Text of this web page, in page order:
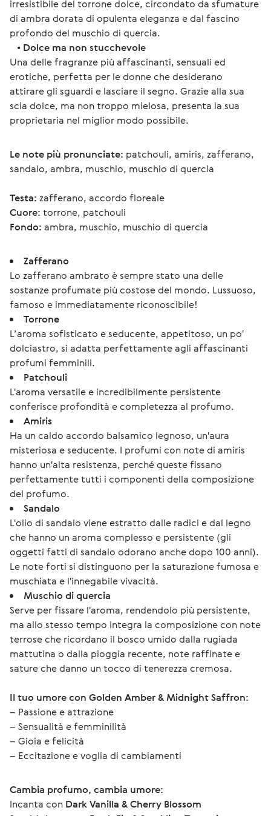
irresistibile del torrone dolce, circondato da sfumature
di ambra dorata di opulenta eleganza e dal fascino
profondo del muschio di quercia.
• Dolce ma non stucchevole
Una delle fragranze più affascinanti, sensuali ed
erotiche, perfetta per le donne che desiderano
attirare gli sguardi e lasciare il segno. Grazie alla sua
scia dolce, ma non troppo mielosa, presenta la sua
proprietaria nel miglior modo possibile.
Le note più pronunciate: patchouli, amiris, zafferano,
sandalo, ambra, muschio, muschio di quercia
Testa: zafferano, accordo floreale
Cuore: torrone, patchouli
Fondo: ambra, muschio, muschio di quercia
Zafferano
Lo zafferano ambrato è sempre stato una delle
sostanze profumate più costose del mondo. Lussuoso,
famoso e immediatamente riconoscibile!
Torrone
L’aroma sofisticato e seducente, appetitoso, un po'
dolciastro, si adatta perfettamente agli affascinanti
profumi femminili.
Patchouli
L'aroma versatile e incredibilmente persistente
conferisce profondità e completezza al profumo.
Amiris
Ha un caldo accordo balsamico legnoso, un'aura
misteriosa e seducente. I profumi con note di amiris
hanno un'alta resistenza, perché queste fissano
perfettamente tutti i componenti della composizione
del profumo.
Sandalo
L'olio di sandalo viene estratto dalle radici e dal legno
che hanno un aroma complesso e persistente (gli
oggetti fatti di sandalo odorano anche dopo 100 anni).
Le note forti si distinguono per la saturazione fumosa e
muschiata e l'innegabile vivacità.
Muschio di quercia
Serve per fissare l'aroma, rendendolo più persistente,
ma allo stesso tempo integra la composizione con note
terrose che ricordano il bosco umido dalla rugiada
mattutina o dalla pioggia recente, note raffinate e
sature che danno un tocco di tenerezza cremosa.
Il tuo umore con Golden Amber & Midnight Saffron:
– Passione e attrazione
– Sensualità e femminilità
– Gioia e felicità
– Eccitazione e voglia di cambiamenti
Cambia profumo, cambia umore:
Incanta con Dark Vanilla & Cherry Blossom